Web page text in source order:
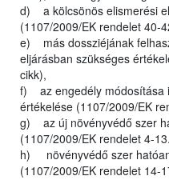
d) a kölcsönös elismerési
(1107/2009/EK rendelet 40-
e) más dossziéjának
eljárásban szükséges
cikk),
f) az engedély módosítása
értékelése (1107/2009/EK
g) az új növényvédő szer
(1107/2009/EK rendelet 4-
h) növényvédő szer
(1107/2009/EK rendelet 14-